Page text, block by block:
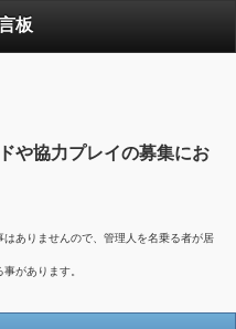
板
や協力プレイの募集にお
ありませんので、管理人を名乗る者が居
があります。